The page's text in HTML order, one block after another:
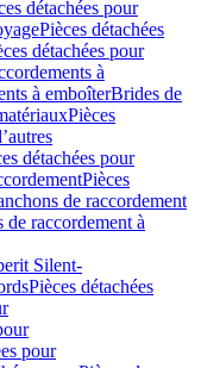
détachées pour
Pièces détachées
détachées pour
à
à emboîterBrides de
Pièces
détachées pour
Pièces
de raccordement
de raccordement à
Silent-
Pièces détachées
pour